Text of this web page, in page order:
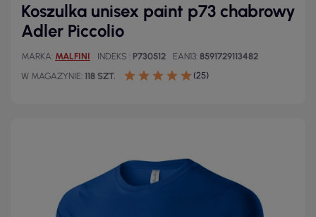
Koszulka unisex paint p73 chabrowy
Adler Piccolio
MARKA MALFINI INDEKS P730512 EAN13 8591729113482
W MAGAZYNIE 118 SZT. (25)